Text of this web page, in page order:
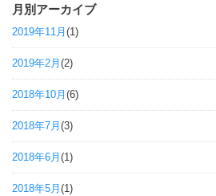
月別アーカイブ
2019年11月 (1)
2019年2月 (2)
2018年10月 (6)
2018年7月 (3)
2018年6月 (1)
2018年5月 (1)